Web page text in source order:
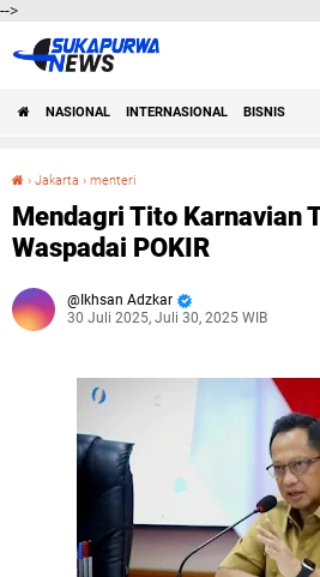
-->
NASIONAL INTERNASIONAL BISNIS
› Jakarta › menteri
Mendagri Tito Karnavian
Waspadai POKIR
Ikhsan Adzkar
30 Juli 2025, Juli 30, 2025 WIB